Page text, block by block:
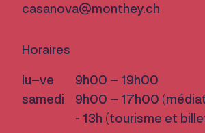
casanova@monthey.ch
Horaires
lu–ve
samedi
9h00 – 19h00
9h00 – 17h00
- 13h (tourisme et